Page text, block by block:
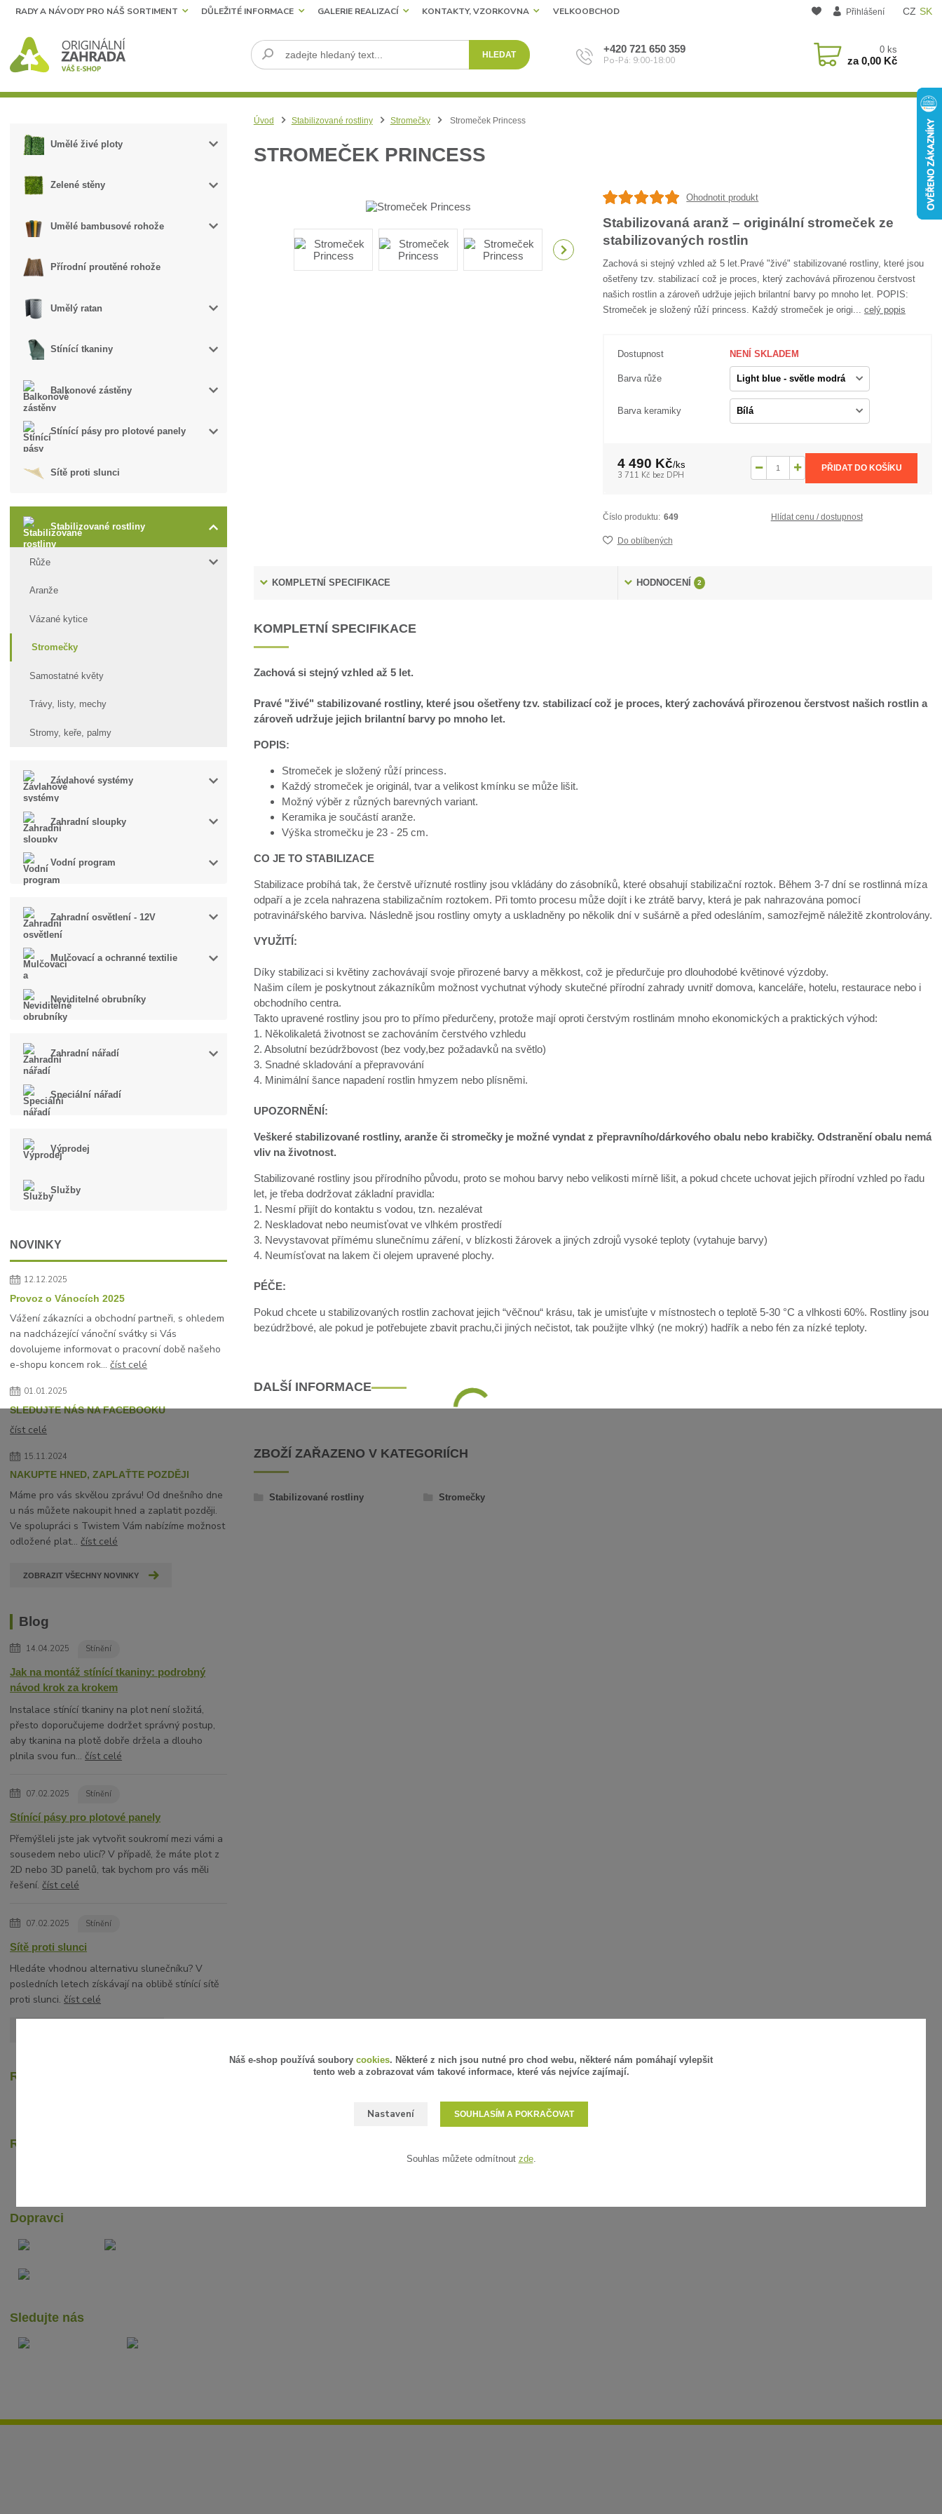
CZ SK
RADY A NÁVODY PRO NÁŠ SORTIMENT DŮLEŽITÉ INFORMACE GALERIE REALIZACÍ KONTAKTY, VZORKOVNA VELKOOBCHOD Přihlášení
HLEDAT +420 721 650 359
Po-Pá: 9:00-18:00
0 ks
za0,00 Kč
Umělé živé ploty
Zelené stěny
Umělé bambusové rohože
Přírodní proutěné rohože
Umělý ratan
Stínící tkaniny
Balkonové zástěny
Stínící pásy pro plotové panely
Sítě proti slunci
Stabilizované rostliny
Růže
Aranže
Vázané kytice
Stromečky
Samostatné květy
Trávy, listy, mechy
Stromy, keře, palmy
Závlahové systémy
Zahradní sloupky
Vodní program
Zahradní osvětlení - 12V
Mulčovací a ochranné textilie
Neviditelné obrubníky
Zahradní nářadí
Speciální nářadí
Výprodej
Služby
NOVINKY
12.12.2025
Provoz o Vánocích 2025
Vážení zákazníci a obchodní partneři, s ohledem
na nadcházející vánoční svátky si Vás
dovolujeme informovat o pracovní době našeho
e-shopu koncem rok...číst celé
01.01.2025
SLEDUJTE NÁS NA FACEBOOKU
číst celé
15.11.2024
NAKUPTE HNED, ZAPLAŤTE POZDĚJI
Máme pro vás skvělou zprávu! Od dnešního dne
u nás můžete nakoupit hned a zaplatit později.
Ve spolupráci s Twistem Vám nabízíme možnost
odložené plat...číst celé
ZOBRAZIT VŠECHNY NOVINKY
Blog
14.04.2025 Stínění
Jak na montáž stínící tkaniny: podrobný
návod krok za krokem
Instalace stínící tkaniny na plot není složitá,
přesto doporučujeme dodržet správný postup,
aby tkanina na plotě dobře držela a dlouho
plnila svou fun...číst celé
07.02.2025 Stínění
Stínící pásy pro plotové panely
Přemýšleli jste jak vytvořit soukromí mezi vámi a
sousedem nebo ulicí? V případě, že máte plot z
2D nebo 3D panelů, tak bychom pro vás měli
řešení.číst celé
07.02.2025 Stínění
Sítě proti slunci
Hledáte vhodnou alternativu slunečníku? V
posledních letech získávají na oblibě stínící sítě
proti slunci.číst celé
Recenze zákazníků
Rychlé online platby
Dopravci
Sledujte nás
Úvod Stabilizované rostliny Stromečky Stromeček Princess
STROMEČEK PRINCESS
Ohodnotit produkt
Stabilizovaná aranž – originální stromeček ze
stabilizovaných rostlin
Zachová si stejný vzhled až 5 let.Pravé "živé" stabilizované rostliny, které jsou
ošetřeny tzv. stabilizací což je proces, který zachovává přirozenou čerstvost
našich rostlin a zároveň udržuje jejich brilantní barvy po mnoho let. POPIS:
Stromeček je složený růží princess. Každý stromeček je origi... celý popis
Dostupnost NENÍ SKLADEM
Barva růže
Barva keramiky
4 490 Kč/ks
3 711 Kč bez DPH
PŘIDAT DO KOŠÍKU
Číslo produktu: 649 Hlídat cenu / dostupnost
Do oblíbených
KOMPLETNÍ SPECIFIKACE HODNOCENÍ 2
KOMPLETNÍ SPECIFIKACE
Zachová si stejný vzhled až 5 let.
Pravé "živé" stabilizované rostliny, které jsou ošetřeny tzv. stabilizací což je proces, který zachovává přirozenou čerstvost našich rostlin a
zároveň udržuje jejich brilantní barvy po mnoho let.
POPIS:
Stromeček je složený růží princess.
Každý stromeček je originál, tvar a velikost kmínku se může lišit.
Možný výběr z různých barevných variant.
Keramika je součástí aranže.
Výška stromečku je 23 - 25 cm.
CO JE TO STABILIZACE
Stabilizace probíhá tak, že čerstvě uříznuté rostliny jsou vkládány do zásobníků, které obsahují stabilizační roztok. Během 3-7 dní se rostlinná míza
odpaří a je zcela nahrazena stabilizačním roztokem. Při tomto procesu může dojít i ke ztrátě barvy, která je pak nahrazována pomocí
potravinářského barviva. Následně jsou rostliny omyty a uskladněny po několik dní v sušárně a před odesláním, samozřejmě náležitě zkontrolovány.
VYUŽITÍ:
Díky stabilizaci si květiny zachovávají svoje přirozené barvy a měkkost, což je předurčuje pro dlouhodobé květinové výzdoby.
Našim cílem je poskytnout zákazníkům možnost vychutnat výhody skutečné přírodní zahrady uvnitř domova, kanceláře, hotelu, restaurace nebo i
obchodního centra.
Takto upravené rostliny jsou pro to přímo předurčeny, protože mají oproti čerstvým rostlinám mnoho ekonomických a praktických výhod:
1. Několikaletá životnost se zachováním čerstvého vzhledu
2. Absolutní bezúdržbovost (bez vody,bez požadavků na světlo)
3. Snadné skladování a přepravování
4. Minimální šance napadení rostlin hmyzem nebo plísněmi.
UPOZORNĚNÍ:
Veškeré stabilizované rostliny, aranže či stromečky je možné vyndat z přepravního/dárkového obalu nebo krabičky. Odstranění obalu nemá
vliv na životnost.
Stabilizované rostliny jsou přírodního původu, proto se mohou barvy nebo velikosti mírně lišit, a pokud chcete uchovat jejich přírodní vzhled po řadu
let, je třeba dodržovat základní pravidla:
1. Nesmí přijít do kontaktu s vodou, tzn. nezalévat
2. Neskladovat nebo neumisťovat ve vlhkém prostředí
3. Nevystavovat přímému slunečnímu záření, v blízkosti žárovek a jiných zdrojů vysoké teploty (vytahuje barvy)
4. Neumísťovat na lakem či olejem upravené plochy.
PÉČE:
Pokud chcete u stabilizovaných rostlin zachovat jejich “věčnou“ krásu, tak je umisťujte v místnostech o teplotě 5-30 °C a vlhkosti 60%. Rostliny jsou
bezúdržbové, ale pokud je potřebujete zbavit prachu,či jiných nečistot, tak použijte vlhký (ne mokrý) hadřík a nebo fén za nízké teploty.
DALŠÍ INFORMACE
ZBOŽÍ ZAŘAZENO V KATEGORIÍCH
Stabilizované rostliny Stromečky
Náš e-shop používá soubory cookies. Některé z nich jsou nutné pro chod webu, některé nám pomáhají vylepšit
tento web a zobrazovat vám takové informace, které vás nejvíce zajímají.
Nastavení SOUHLASÍM A POKRAČOVAT
Souhlas můžete odmítnout zde.